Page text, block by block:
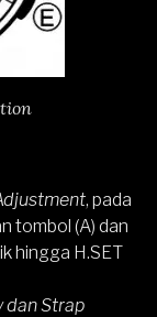
, pada
tombol (A) dan
hingga H.SET
dan Strap